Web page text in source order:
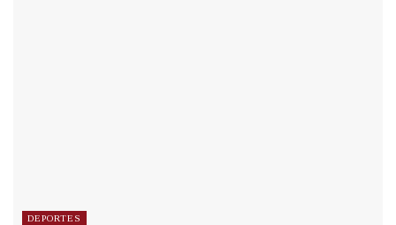
DEPORTES